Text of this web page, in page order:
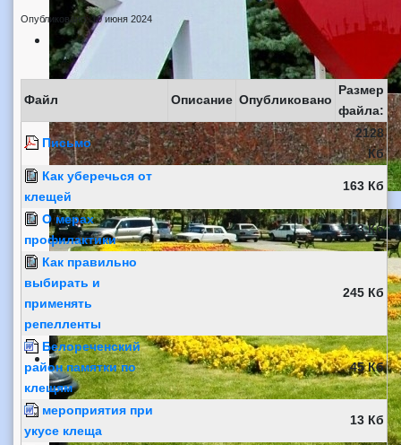
Опубликовано: 10 июня 2024
Файл Описание Опубликовано
Размер
файла:
Письмо
2128
Кб
Как уберечься от
клещей
163 Кб
О мерах
профилактики
423 Кб
Как правильно
выбирать и
применять
репелленты
245 Кб
Белореченский
район памятки по
клещям
45 Кб
мероприятия при
укусе клеща
13 Кб